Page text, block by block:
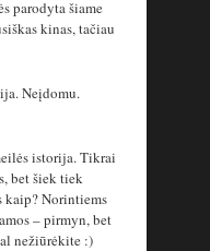
parodyta šiame
kinas, tačiau
Neįdomu.
istorija. Tikrai
bet šiek tiek
kaip? Norintiems
– pirmyn, bet
nežiūrėkite :)